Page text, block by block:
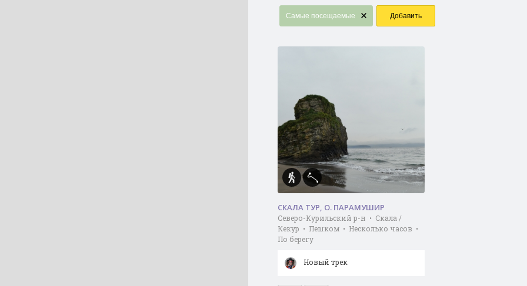
Самые посещаемые Добавить
СКАЛА ТУР, О. ПАРАМУШИР
Северо-Курильский р-н • Скала /
Кекур • Пешком • Несколько часов •
По берегу
Новый трек